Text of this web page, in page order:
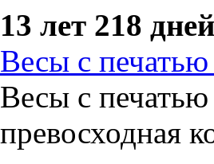
13 лет 218 дней
Весы с
Весы с
превосходная